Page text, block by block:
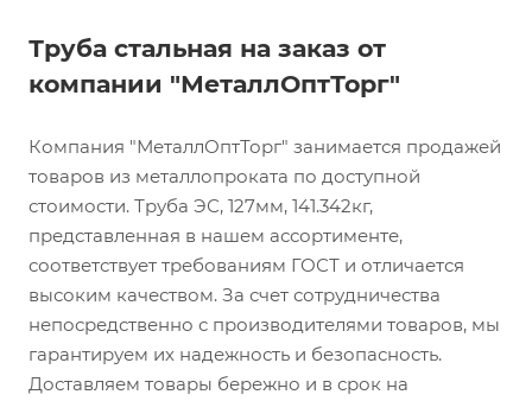
Труба стальная на заказ от
компании "МеталлОптТорг"
Компания "МеталлОптТорг" занимается продажей
товаров из металлопроката по доступной
стоимости. Труба ЭС, 127мм, 141.342кг,
представленная в нашем ассортименте,
соответствует требованиям ГОСТ и отличается
высоким качеством. За счет сотрудничества
непосредственно с производителями товаров, мы
гарантируем их надежность и безопасность.
Доставляем товары бережно и в срок на